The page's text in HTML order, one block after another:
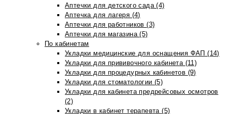
Аптечки для детского сада (4)
Аптечка для лагеря (4)
Аптечки для работников (3)
Аптечки для магазина (5)
По кабинетам
Укладки медицинские для оснащения ФАП (14)
Укладки для прививочного кабинета (11)
Укладки для процедурных кабинетов (9)
Укладки для стоматологии (5)
Укладки для кабинета предрейсовых осмотров
(2)
Укладки в кабинет терапевта (5)